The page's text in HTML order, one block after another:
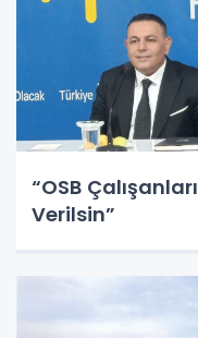
“OSB
Verilsin”